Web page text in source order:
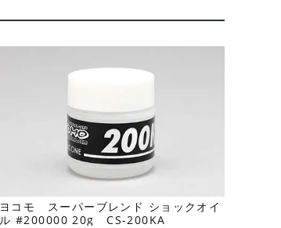
ヨコモ スーパーブレンド ショックオイ
ル #200000 20g CS-200KA